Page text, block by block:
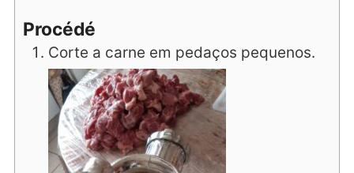
Procédé
Corte a carne em pedaços pequenos.